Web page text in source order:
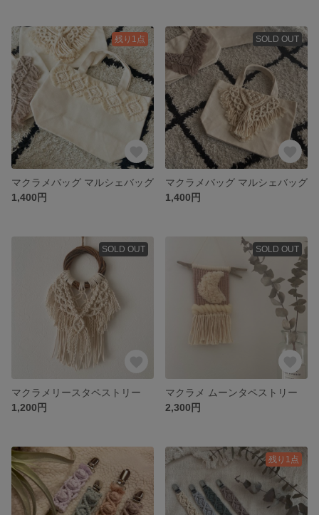
残り1点
マクラメバッグ マルシェバッグ
1,400円
SOLD OUT
マクラメバッグ マルシェバッグ
1,400円
SOLD OUT
マクラメリースタペストリー
1,200円
SOLD OUT
マクラメ ムーンタペストリー
2,300円
残り1点